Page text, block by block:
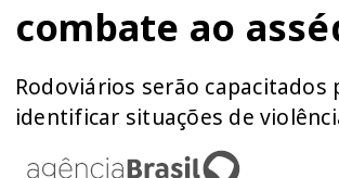
combate ao
Rodoviários serão capacitados
identificar situações de